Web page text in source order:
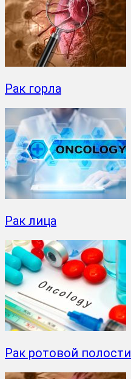
Рак горла
Рак лица
Рак ротовой полости